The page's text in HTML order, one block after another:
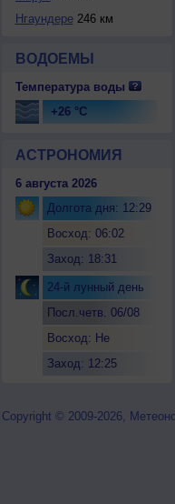
Нгаундере246 км
ВОДОЕМЫ
Температура воды
+26 °C
АСТРОНОМИЯ
6 августа 2026
Долгота дня: 12:29
Восход: 06:02
Заход: 18:31
24-й лунный день
Посл.четв. 06/08
Восход: Не
Заход: 12:25
Copyright © 2009-2026,